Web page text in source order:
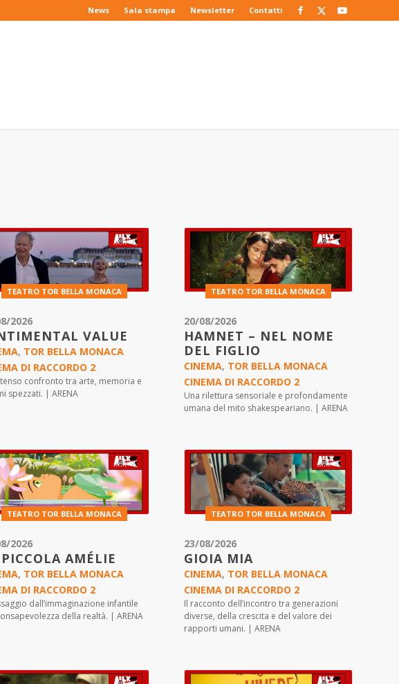
News Sala stampa Newsletter Contatti
TEATRO TOR BELLA MONACA
2026
VALUE
, TOR BELLA MONACA
DI RACCORDO 2
confronto tra arte, memoria e
spezzati. | ARENA
TEATRO TOR BELLA MONACA
20/08/2026
HAMNET – NEL NOME
DEL FIGLIO
CINEMA, TOR BELLA MONACA
CINEMA DI RACCORDO 2
Una rilettura sensoriale e profondamente
umana del mito shakespeariano. | ARENA
TEATRO TOR BELLA MONACA
2026
AMÉLIE
, TOR BELLA MONACA
DI RACCORDO 2
dall’immaginazione infantile
della realtà. | ARENA
TEATRO TOR BELLA MONACA
23/08/2026
GIOIA MIA
CINEMA, TOR BELLA MONACA
CINEMA DI RACCORDO 2
Il racconto dell’incontro tra generazioni
diverse, della crescita e del valore dei
rapporti umani. | ARENA